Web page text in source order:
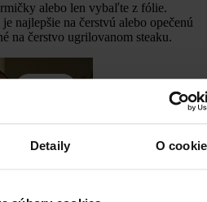
Detaily O
alebo len vybaľte z fólie.
najlepšie na čerstvú alebo opečenú
na čerstvo ugrilovanom steaku.